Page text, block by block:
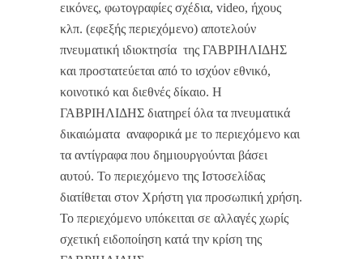
εικόνες, φωτογραφίες σχέδια, video, ήχους
κλπ. (εφεξής περιεχόμενο) αποτελούν
πνευματική ιδιοκτησία της ΓΑΒΡΙΗΛΙΔΗΣ
και προστατεύεται από το ισχύον εθνικό,
κοινοτικό και διεθνές δίκαιο. Η
ΓΑΒΡΙΗΛΙΔΗΣ διατηρεί όλα τα πνευματικά
δικαιώματα αναφορικά με το περιεχόμενο και
τα αντίγραφα που δημιουργούνται βάσει
αυτού. Το περιεχόμενο της Ιστοσελίδας
διατίθεται στον Χρήστη για προσωπική χρήση.
Το περιεχόμενο υπόκειται σε αλλαγές χωρίς
σχετική ειδοποίηση κατά την κρίση της